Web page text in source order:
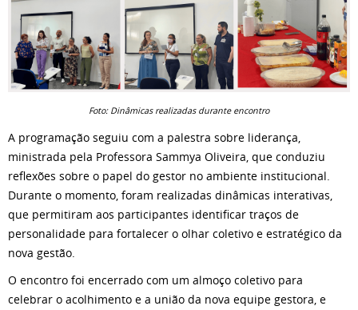
Foto: Dinâmicas realizadas durante encontro
A programação seguiu com a palestra sobre liderança,
ministrada pela Professora Sammya Oliveira, que conduziu
reflexões sobre o papel do gestor no ambiente institucional.
Durante o momento, foram realizadas dinâmicas interativas,
que permitiram aos participantes identificar traços de
personalidade para fortalecer o olhar coletivo e estratégico da
nova gestão.
O encontro foi encerrado com um almoço coletivo para
celebrar o acolhimento e a união da nova equipe gestora, e